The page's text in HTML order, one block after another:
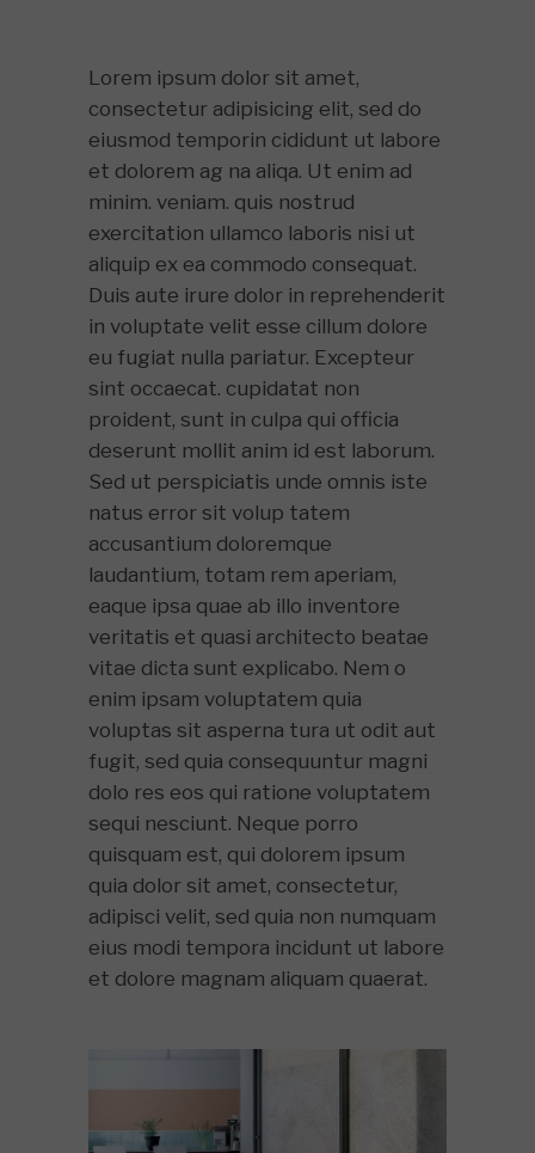
Lorem ipsum dolor sit amet,
consectetur adipisicing elit, sed do
eiusmod temporin cididunt ut labore
et dolorem ag na aliqa. Ut enim ad
minim. veniam. quis nostrud
exercitation ullamco laboris nisi ut
aliquip ex ea commodo consequat.
Duis aute irure dolor in reprehenderit
in voluptate velit esse cillum dolore
eu fugiat nulla pariatur. Excepteur
sint occaecat. cupidatat non
proident, sunt in culpa qui officia
deserunt mollit anim id est laborum.
Sed ut perspiciatis unde omnis iste
natus error sit volup tatem
accusantium doloremque
laudantium, totam rem aperiam,
eaque ipsa quae ab illo inventore
veritatis et quasi architecto beatae
vitae dicta sunt explicabo. Nem o
enim ipsam voluptatem quia
voluptas sit asperna tura ut odit aut
fugit, sed quia consequuntur magni
dolo res eos qui ratione voluptatem
sequi nesciunt. Neque porro
quisquam est, qui dolorem ipsum
quia dolor sit amet, consectetur,
adipisci velit, sed quia non numquam
eius modi tempora incidunt ut labore
et dolore magnam aliquam quaerat.